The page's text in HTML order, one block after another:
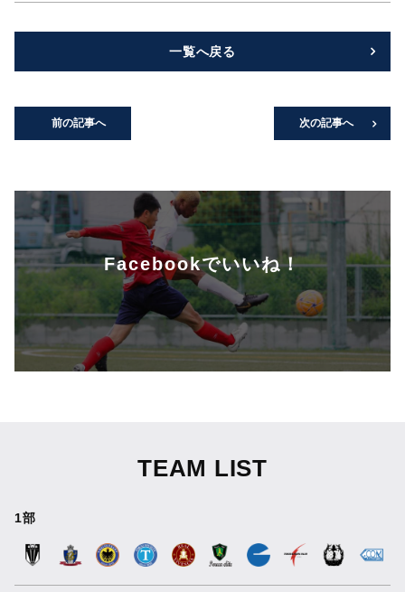
一覧へ戻る
前の記事へ 次の記事へ
Facebookでいいね！
TEAM LIST
1部